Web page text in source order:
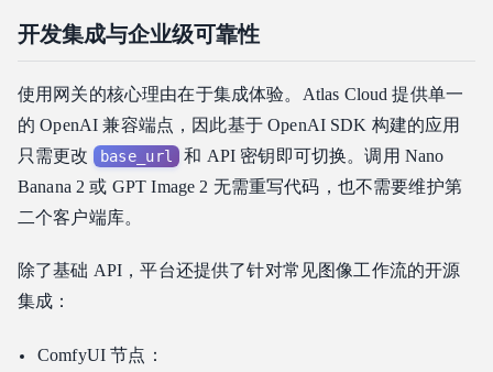
开发集成与企业级可靠性
使用网关的核心理由在于集成体验。Atlas Cloud 提供单一
的 OpenAI 兼容端点，因此基于 OpenAI SDK 构建的应用
只需更改
base_url
和 API 密钥即可切换。调用 Nano
Banana 2 或 GPT Image 2 无需重写代码，也不需要维护第
二个客户端库。
除了基础 API，平台还提供了针对常见图像工作流的开源
集成：
ComfyUI 节点：